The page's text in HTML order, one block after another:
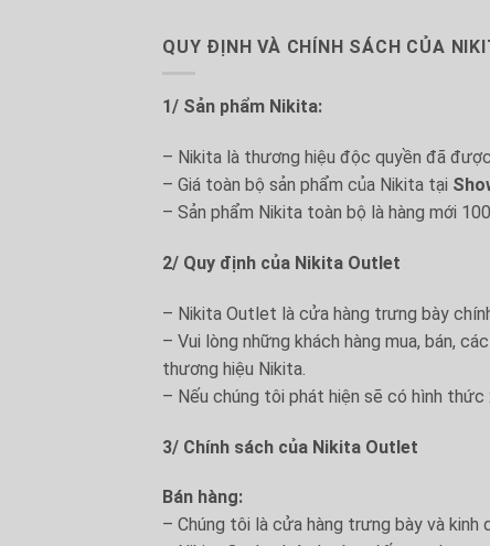
QUY ĐỊNH VÀ CHÍNH SÁCH CỦA
1/ Sản phẩm Nikita:
– Nikita là thương hiệu độc quyền đã
– Giá toàn bộ sản phẩm của Nikita tại
– Sản phẩm Nikita toàn bộ là hàng mới
2/ Quy định của Nikita Outlet
– Nikita Outlet là cửa hàng trưng bày
– Vui lòng những khách hàng mua, bán,
thương hiệu Nikita.
– Nếu chúng tôi phát hiện sẽ có hình
3/ Chính sách của Nikita Outlet
Bán hàng:
– Chúng tôi là cửa hàng trưng bày và